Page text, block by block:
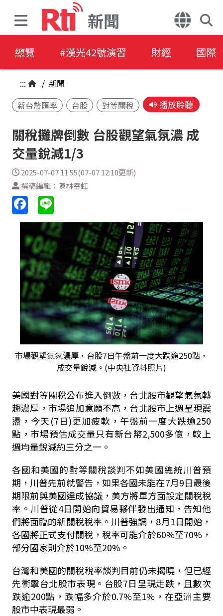
新聞
總覽 #漢光42號演習 財經 國際
::: / 新聞
新台幣匯率
台股 對等關稅 播放聆聽
關稅攤牌倒數 台股觀望氣氛濃 成
交量銳減1/3
2025-07-07 11:55(07-07 12:10更新)
撰稿編輯：陳林幸虹
市場觀望氣氛濃厚，台股7日午盤前一度大跌逾250點，
成交量銳減。(中央社資料照片)
美國對等關稅公布進入倒數，台北股市觀望氣氛轉
趨濃厚，市場追加意願不高，台北股市上週呈現震
盪，今天(7日)更加疲軟，午盤前一度大跌逾250
點，市場預估成交量只有新台幣2,500多億，較上
週均量銳減約三分之一。
各國和美國的對等關稅談判不如美國總統川普預
期，川普先前就警告，如果各國未能在7月9日最後
期限前與美國達成協議，美方將單方面設定關稅稅
率。川普從4日開始向貿易夥伴發出通知，告知他
們將面臨的新關稅稅率。川普強調， 8月1日開始，
各國將正式支付關稅，稅率可能介於60%至70% ，
部分國家則介於10%至20% 。
台灣和美國的關稅稅率談判目前仍未揭曉，但已經
先衝擊台北股市表現。台股7日呈現走跌，且數次
跌逾200點，跌幅多介於0.7%至1% ，在亞洲主要
股市中表現最弱。